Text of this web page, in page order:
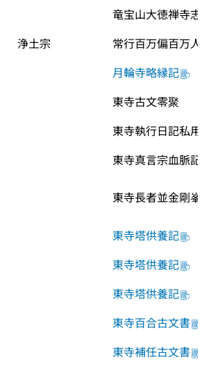
竜宝山大徳禅寺志
　浄土宗
常行百万偏百万人
月輪寺略縁記
東寺古文零聚
東寺執行日記私用
東寺真言宗血脈記
東寺長者並金剛峯
東寺塔供養記
東寺塔供養記
東寺塔供養記
東寺百合古文書
東寺補任古文書